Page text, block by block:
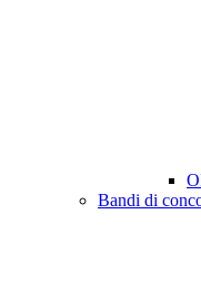
Bandi di